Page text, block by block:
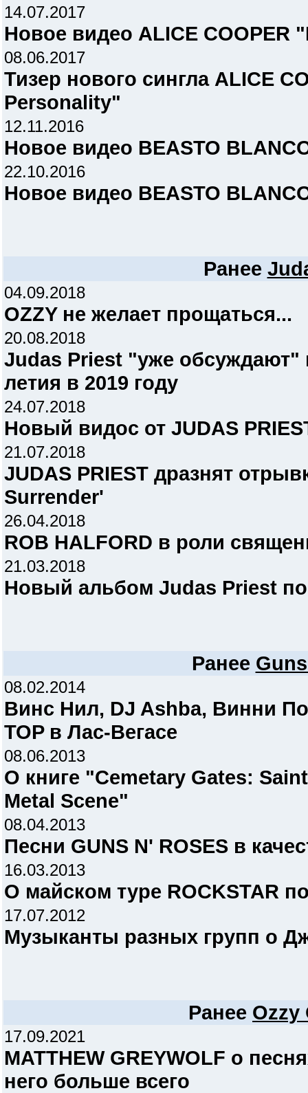
14.07.2017
Новое видео ALICE COOPER
08.06.2017
Тизер нового сингла ALICE
Personality"
12.11.2016
Новое видео BEASTO
22.10.2016
Новое видео BEASTO
Ранее
04.09.2018
OZZY не желает прощаться...
20.08.2018
Judas Priest "уже обсуждают"
летия в 2019 году
24.07.2018
Новый видос от JUDAS
21.07.2018
JUDAS PRIEST дразнят
Surrender'
26.04.2018
ROB HALFORD в роли
21.03.2018
Новый альбом Judas Priest
Ранее
08.02.2014
Винс Нил, DJ Ashba, Винни
TOP в Лас-Вегасе
08.06.2013
О книге "Cemetary Gates:
Metal Scene"
08.04.2013
Песни GUNS N' ROSES в
16.03.2013
О майском туре ROCKSTAR
17.07.2012
Музыканты разных групп о
Ранее Ozzy
17.09.2021
MATTHEW GREYWOLF о
него больше всего